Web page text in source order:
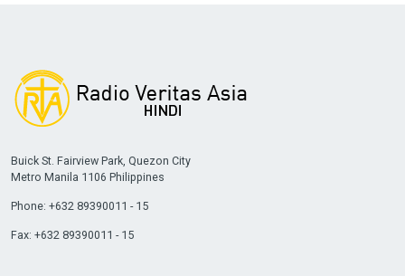
Buick St. Fairview Park, Quezon City
Metro Manila 1106 Philippines
Phone: +632 89390011 - 15
Fax: +632 89390011 - 15